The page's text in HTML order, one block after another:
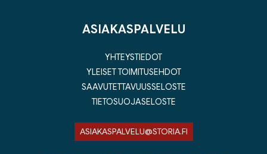
ASIAKASPALVELU
YHTEYSTIEDOT
YLEISET TOIMITUSEHDOT
SAAVUTETTAVUUSSELOSTE
TIETOSUOJASELOSTE
ASIAKASPALVELU@STORIA.FI